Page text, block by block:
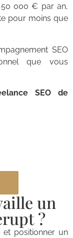
000 € par an,
pour moins que
SEO
que vous
SEO de
un
?
positionner un